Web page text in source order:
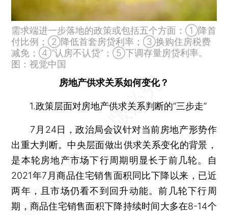
需求端进一步落地的政策或包括五个方面：①降首
付比例；②降低首套房贷利率；③换购住房税费
减免；④“认房不认贷”；⑤下调存量房贷利率。
图：视觉中国
房地产供求关系如何变化？
1.政策层面对房地产供求关系判断的“三步走”
7月24日，政治局会议针对当前房地产形势作
出重大判断。中央层面做出供求关系变化的背景，
是本轮房地产市场下行周期明显长于前几轮。自
2021年7月商品住宅销售面积同比下降以来，已近
两年，且市场仍看不到回升动能。前几轮下行周
期，商品住宅销售面积下降持续时间大多在8-14个